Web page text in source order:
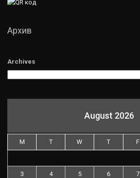
Архив
Archives
August 2026
M T W T F
3 4 5 6 7